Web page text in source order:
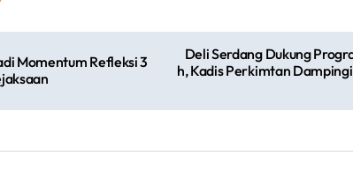
Momentum Refleksi 3
Deli Serdang Dukung
h, Kadis Perkimtan